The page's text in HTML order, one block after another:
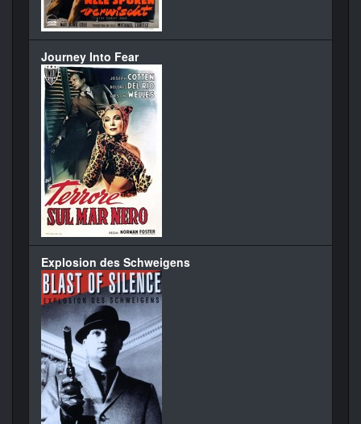
Journey Into Fear
Explosion des Schweigens